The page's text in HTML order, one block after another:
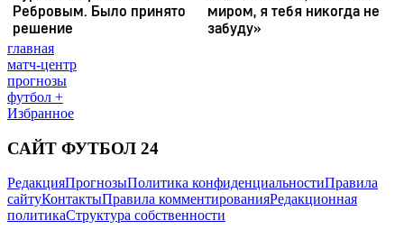
главная
матч-центр
прогнозы
футбол +
Избранное
САЙТ ФУТБОЛ 24
РедакцияПрогнозыПолитика конфиденциальностиПравила
сайтуКонтактыПравила комментированияРедакционная
политикаСтруктура собственности